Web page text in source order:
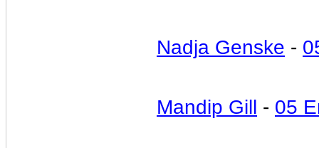
Nadja Genske -
Mandip Gill - 05